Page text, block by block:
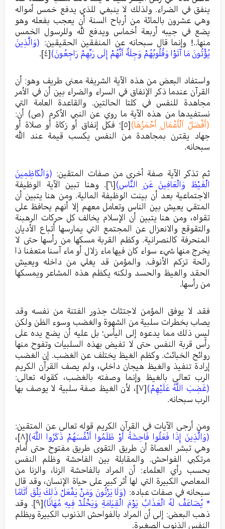
ينفق في الضراء. ولذلك لا ينبغي للذي يدفع خمس أمواله
وهي عشرون بالمائة من أرباح السنة أن يعجب بفعله وهو
يضع في جيبه أربعة أخماس ويدفع لله وللرسول الخمس
منها..! وإنما قال سبحانه عن المنفقين الحقيقين: (وَالَّذِينَ
يُؤْتُونَ مَا آتَوْا وَقُلُوبُهُمْ وَجِلَةٌ أَنَّهُمْ إِلَى رَبِّهِمْ رَاجِعُونَ)[٤] .
واستفاد البعض من هذه الآية الشريفة معنى طريف وهو: أن
القرآن عندما ذكر الإنفاق في السراء والضراء بين أن في الأمر
مجاهدة للنفس في كلتا الحالتين. والقاعدة العامة التي
نستفيدها من هذه الآية ما روي عن النبي الأكرم (ص) أن:
(أَفْضَلُ اَلْأَعْمَالِ أَحْمَزُهَا)[٥]
؛ فكل إنفاق أو زكاة أو صلاة أو
جهاد يقترن بمجاهدة من النفس يكسب قيمة عند الله
سبحانه.
ثم تذكر الآية صفة أخرى من صفات المتقين: (وَالْكَاظِمِينَ
الْغَيْظَ وَالْعَافِينَ عَنِ النَّاسِ)[٦]
. وهنا تبين الآية الوظيفة
الاجتماعية بعد أن بينت الوظيفة المالية. ومن هنا يتبين أن
المتقي يعيش بين الناس وتعامل معهم إلا أنهم يحافظ على
تقواه، ومن هنا يتبين أن الإسلام يخالف كل حركات الرهبنة
والتقوقع والانعزال عن المجتمع التي يمارسها أتباع الأديان
المنحرفة كالنصرانية. وكظم القربة مسكها من رأسها حتى لا
يخرج منها شيء سواء كان فيها ماء زلال أو ماء آسنا متعفنا ذا
رائحة تزكم الأنوف. والمؤمن قد يغلي من داخله ويعيش
الحقد والغيظ والحسد ولكنه يكظم هذه المشاعر ويمسكها
من رأسها.
فقد لا يوفق المؤمن لاجتثاث جذور الفتنة من نفسه وقد
يصاب بخطرات سلبية من الشهوة والغضب وسوء الظن ولكن
ليس ذلك مما يدعوه إلى اليأس؛ بل عليه أن يضع يده على
رأس قربة النفس حتى لا تفيض بهذه السلبيات وتفوح منها
روائح الخبائث. وكظم الغيظ يختلف عن الغضب. إن الغضب
إرادة تنفيذ والغيظ هيجان داخلي، ولم يصف القرآن الكريم
الرب تعالى بالغيظ وإنما وصفته بالغضب، كقوله تعالى:
(غَضِبَ اللَّهُ عَلَيْهِمْ)[٧]
، لأن الغيظ صفة سلبية لا يوصف بها
الرب سبحانه.
ومن أرجى الآيات في القرآن الكريم قوله تعالى عن المتقين:
(وَالَّذِينَ إِذَا فَعَلُوا فَاحِشَةً أَوْ ظَلَمُوا أَنْفُسَهُمْ ذَكَرُوا اللَّهَ)[٨]
،
وهي تبشر العصاة أن طريق التقوى طريق مفتوح حتى أمام
مرتكبي الفواحش. والمقابلة بين الفاحشة وظلم النفس
بحسب رأي العلماء: أن المراد بالفاحشة الزنا، والزنا من
المعاصي الكبيرة التي لها أثر كبير على حياة الإنسان، وقد قال
سبحانه في صفات عباده: (وَلَا يَزْنُونَ وَمَنْ يَفْعَلْ ذَلِكَ يَلْقَ أَثَامًا
* يُضَاعَفْ لَهُ الْعَذَابُ يَوْمَ الْقِيَامَةِ وَيَخْلُدْ فِيهِ مُهَانًا)[٩]
. وقد
ذهب البعض: إلى أن المراد بالفواحش الذنوب الكبيرة وبظلم
النفس الذنوب الصغيرة.